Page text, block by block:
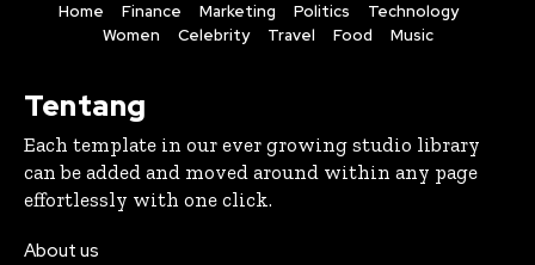
Home Finance Marketing Politics
Technology
Women
Celebrity Travel Food Music
Tentang
Each template in our ever growing studio library
can be added and moved around within any page
effortlessly with one click.
About us